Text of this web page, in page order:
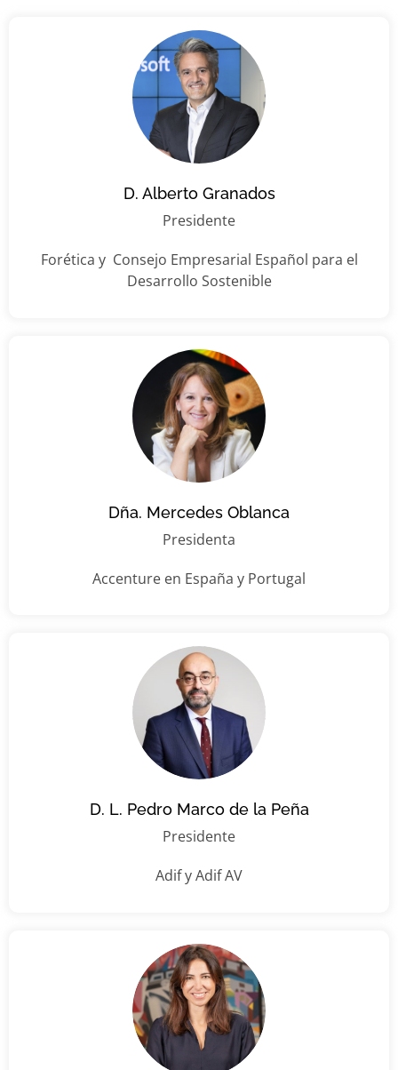
D. Alberto Granados
Presidente
Forética y Consejo Empresarial Español para el
Desarrollo Sostenible
Dña. Mercedes Oblanca
Presidenta
Accenture en España y Portugal
D. L. Pedro Marco de la Peña
Presidente
Adif y Adif AV